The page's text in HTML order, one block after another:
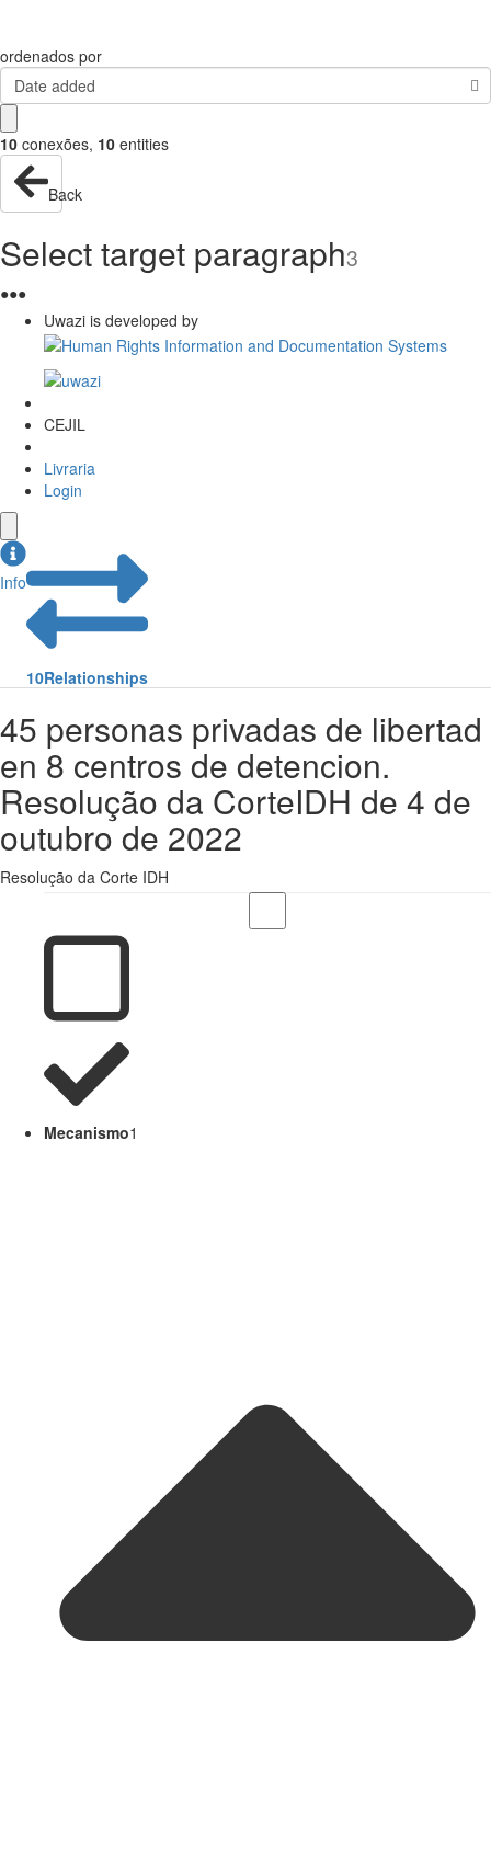
ordenados por
Date added
10 conexões, 10 entities
Back
Select target paragraph3
●●●
Uwazi is developed by
CEJIL
Livraria
Login
Info
10Relationships
45 personas privadas de libertad
en 8 centros de detencion.
Resolução da CorteIDH de 4 de
outubro de 2022
Resolução da Corte IDH
Mecanismo1